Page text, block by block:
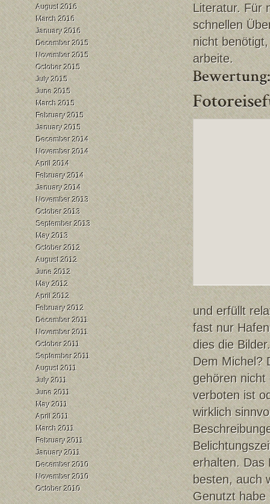
August 2016
March 2016
January 2016
December 2015
November 2015
October 2015
July 2015
June 2015
March 2015
February 2015
January 2015
December 2014
November 2014
April 2014
February 2014
January 2014
November 2013
October 2013
September 2013
May 2013
October 2012
August 2012
June 2012
May 2012
April 2012
February 2012
December 2011
November 2011
October 2011
September 2011
August 2011
July 2011
June 2011
May 2011
April 2011
March 2011
February 2011
January 2011
December 2010
November 2010
October 2010
Literatur. Für
schnellen
nicht
arbeite.
und erfüllt
fast nur
dies die
Dem Michel?
gehören nicht
verboten ist
wirklich
erhalten. Das
besten, auch
Genutzt habe